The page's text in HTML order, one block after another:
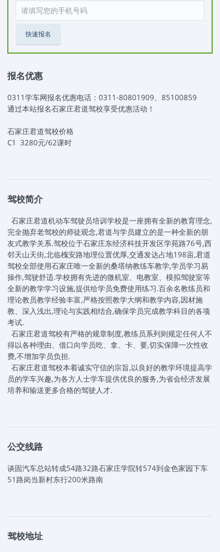
快速报名
报名优惠
0311学车网报名优惠电话：0311-80801909、85100859
通过本站报名石家庄君道驾校享受优惠活动！
石家庄君道驾校价格
C1 3280元/62课时
驾校简介
石家庄君道机动车驾驶员培训学校是一座拥有全新的教育理念,
完全抛弃老驾校的师徒观念,君道与学员建立的是一种全新的朋
友式教学关系.驾校位于石家庄东经济科技开发区学苑路76号,西
邻天山天街,北临槐安路地理位置优厚,交通发达占地198亩,君道
驾校全部使用石家庄唯一全新的桑塔纳教练车教学,学员学习易
操作,驾驶舒适.学校拥有先进的微机室、电教室、模拟驾驶室等
全新的教学学习设施,提供给学员免费使用练习.百余名教练员和
理论教员教学经验丰富,严格按照教学大纲和教学内容,因材施
教、深入浅出,理论与实践相结合,确保学员完成教学科目的各项
考试.
石家庄君道驾校有严格的规章制度,教练员系列则规定任何人不
得以各种理由、借口向学员吃、拿、卡、要,切实保障一次性收
费,不增加学员负担.
石家庄君道驾校本着诚实守信的宗旨,以良好的教学环境提高学
员的学车兴趣,为各方人士学车提供优良的服务,为省会经济发展
培养和输送更多合格的驾驶人才.
公交线路
谈固汽车总站转成54路32路石家庄学院转574到金色家园下车
51路岗当新村东行200米路南
驾校地址